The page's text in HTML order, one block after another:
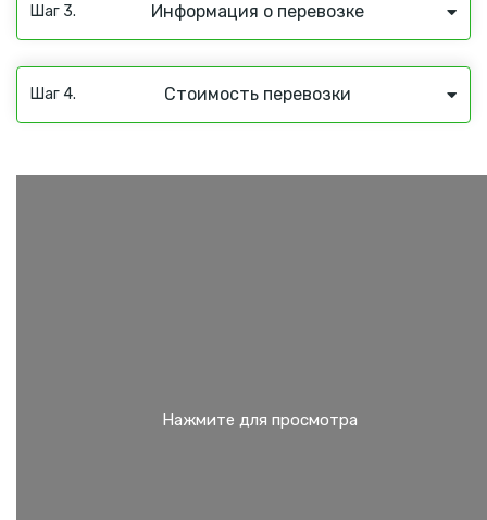
Шаг 3. Информация о перевозке
Шаг 4. Стоимость перевозки